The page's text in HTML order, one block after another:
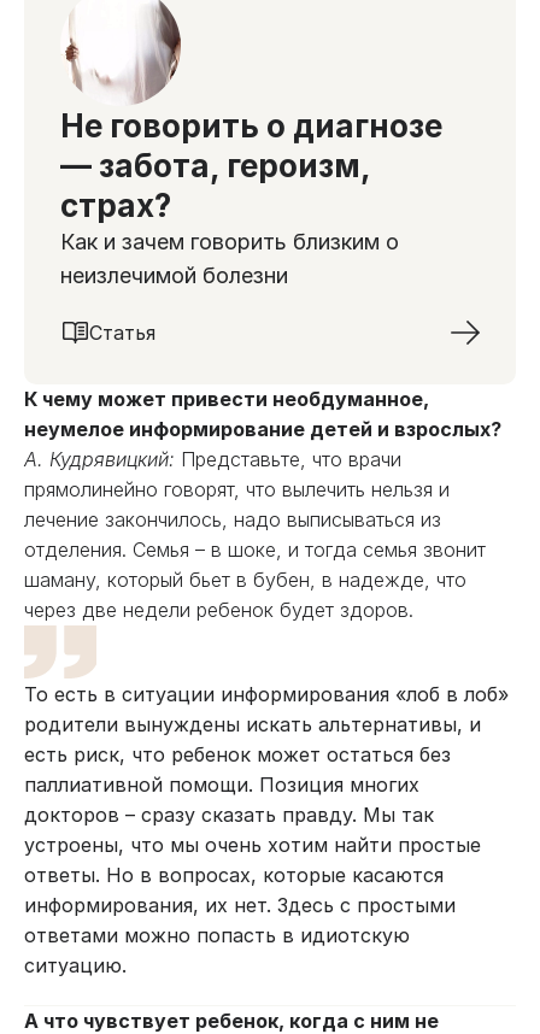
Не говорить о диагнозе
— забота, героизм,
страх?
Как и зачем говорить близким о
неизлечимой болезни
Статья
К чему может привести необдуманное,
неумелое информирование детей и взрослых?
А. Кудрявицкий: Представьте, что врачи
прямолинейно говорят, что вылечить нельзя и
лечение закончилось, надо выписываться из
отделения. Семья – в шоке, и тогда семья звонит
шаману, который бьет в бубен, в надежде, что
через две недели ребенок будет здоров.
То есть в ситуации информирования «лоб в лоб»
родители вынуждены искать альтернативы, и
есть риск, что ребенок может остаться без
паллиативной помощи. Позиция многих
докторов – сразу сказать правду. Мы так
устроены, что мы очень хотим найти простые
ответы. Но в вопросах, которые касаются
информирования, их нет. Здесь с простыми
ответами можно попасть в идиотскую
ситуацию.
А что чувствует ребенок, когда с ним не